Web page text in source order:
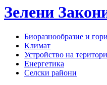
Зелени
Биоразнообразие и гори
Климат
Устройство на
Енергетика
Селски райони